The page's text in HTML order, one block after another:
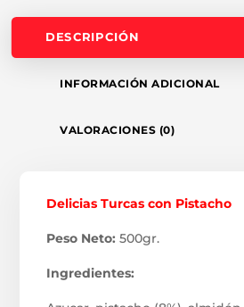
DESCRIPCIÓN
INFORMACIÓN ADICIONAL
VALORACIONES (0)
Delicias Turcas con Pistacho
Peso Neto:500gr.
Ingredientes: